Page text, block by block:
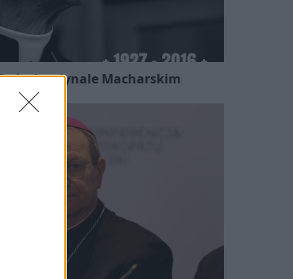
o kardynale Macharskim